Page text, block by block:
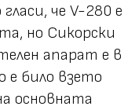
че V-280 е
но Сикорски
апарат е в
било взето
основната